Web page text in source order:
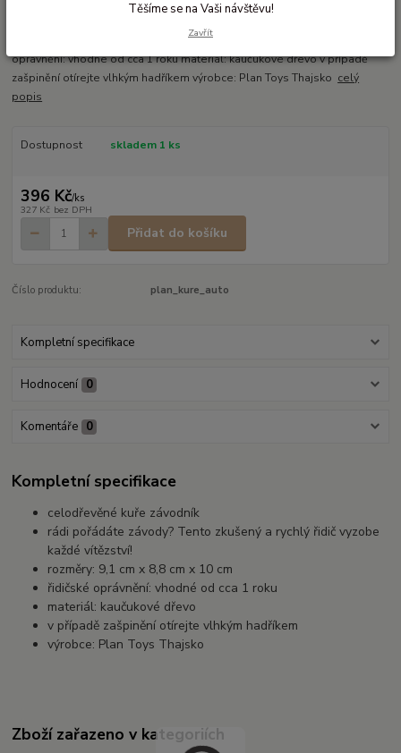
řidič vyzobe každé vítězství! rozměry: 9,1 cm x 8,8 cm x 10 cm řidičské
oprávnění: vhodné od cca 1 roku materiál: kaučukové dřevo v případě
zašpinění otírejte vlhkým hadříkem výrobce: Plan Toys Thajsko celý
popis
Dostupnost skladem 1 ks
396 Kč/ks
327 Kč bez DPH
Přidat do košíku
Číslo produktu: plan_kure_auto
Kompletní specifikace
Hodnocení 0
Komentáře 0
Kompletní specifikace
celodřevěné kuře závodník
rádi pořádáte závody? Tento zkušený a rychlý řidič vyzobe
každé vítězství!
rozměry: 9,1 cm x 8,8 cm x 10 cm
řidičské oprávnění: vhodné od cca 1 roku
materiál: kaučukové dřevo
v případě zašpinění otírejte vlhkým hadříkem
výrobce: Plan Toys Thajsko
Zboží zařazeno v kategoriích
Těšíme se na Vaši návštěvu!
Zavřít